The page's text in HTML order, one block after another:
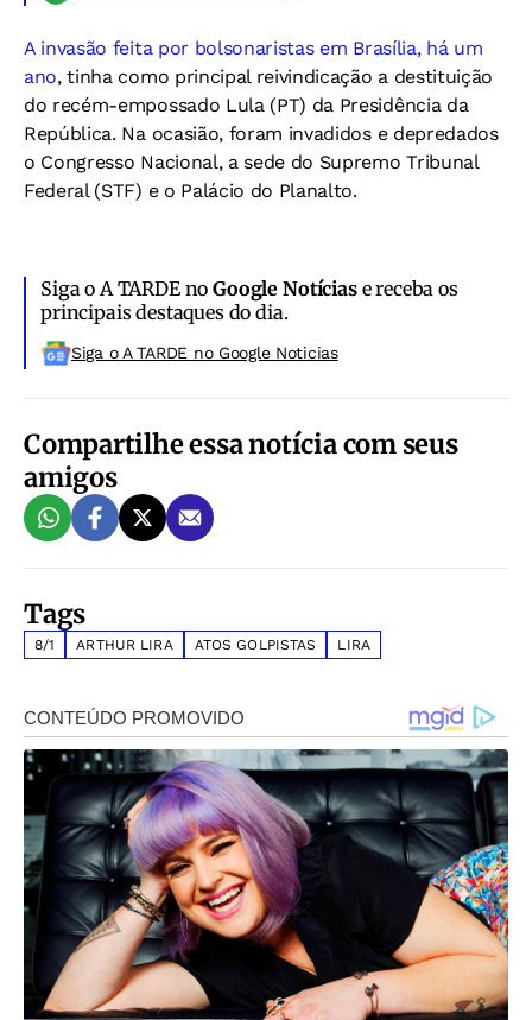
A invasão feita por bolsonaristas em Brasília, há um
ano, tinha como principal reivindicação a destituição
do recém-empossado Lula (PT) da Presidência da
República. Na ocasião, foram invadidos e depredados
o Congresso Nacional, a sede do Supremo Tribunal
Federal (STF) e o Palácio do Planalto.
Siga o A TARDE noGoogle Notíciase receba os
principais destaques do dia.
Siga o A TARDE no Google Noticias
Compartilhe essa notícia com seus
amigos
Tags
8/1 ARTHUR LIRA ATOS GOLPISTAS LIRA